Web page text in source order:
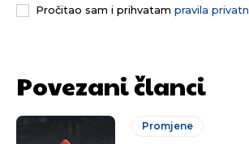
Pročitao sam i prihvatam pravila
Povezani članci
Promjene